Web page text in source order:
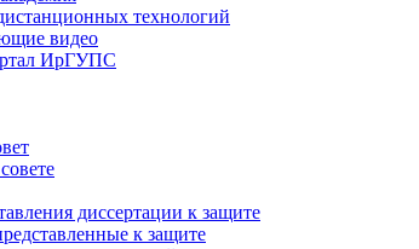
технологий
видео
ИрГУПС
диссертации к защите
к защите